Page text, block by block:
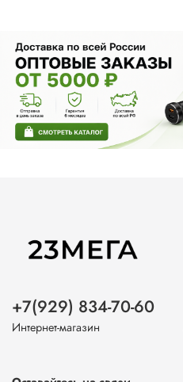
+7(929) 834-70-60
Интернет-магазин